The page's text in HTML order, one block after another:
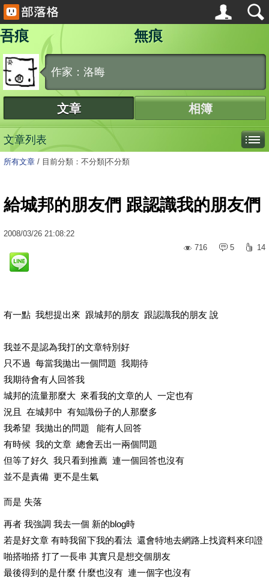
吾痕 無痕
作家：洛晦
文章 相簿
文章列表
所有文章 / 目前分類：不分類|不分類
給城邦的朋友們 跟認識我的朋友們
2008/03/26 21:08:22
716
5 14
有一點 我想提出來 跟城邦的朋友 跟認識我的朋友 說
我並不是認為我打的文章特別好
只不過 每當我拋出一個問題 我期待
我期待會有人回答我
城邦的流量那麼大 來看我的文章的人 一定也有
況且 在城邦中 有知識份子的人那麼多
我希望 我拋出的問題 能有人回答
有時候 我的文章 總會丟出一兩個問題
但等了好久 我只看到推薦 連一個回答也沒有
並不是責備 更不是生氣
而是 失落
再者 我強調 我去一個 新的blog時
若是好文章 有時我留下我的看法 還會特地去網路上找資料來印證
啪搭啪搭 打了一長串 其實只是想交個朋友
最後得到的是什麼 什麼也沒有 連一個字也沒有